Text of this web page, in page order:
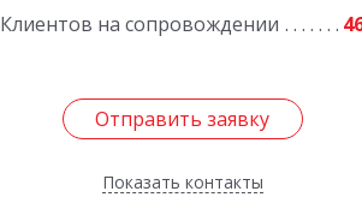
Клиентов на сопровождении
Отправить заявку
Показать контакты
Отправить заявку
Назад